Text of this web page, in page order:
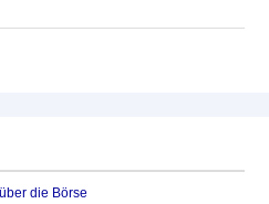
die Börse